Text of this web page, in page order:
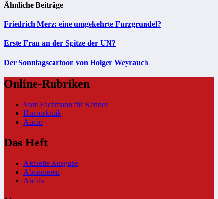
Ähnliche Beiträge
Friedrich Merz: eine umgekehrte Furzgrundel?
Erste Frau an der Spitze der UN?
Der Sonntagscartoon von Holger Weyrauch
Online-Rubriken
Vom Fachmann für Kenner
Humorkritik
Audio
Das Heft
Aktuelle Ausgabe
Abonnieren
Archiv